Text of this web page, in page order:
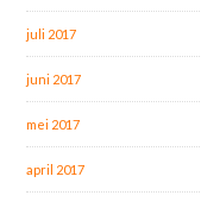
juli 2017
juni 2017
mei 2017
april 2017